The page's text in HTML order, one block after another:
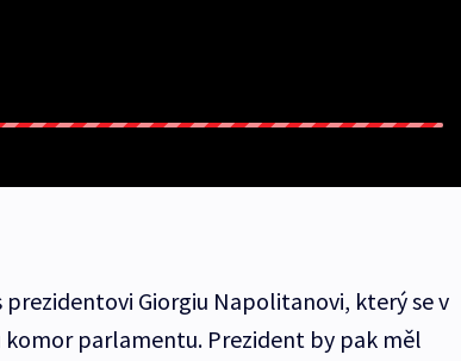
Giorgiu Napolitanovi, který se v
komor parlamentu. Prezident by pak měl